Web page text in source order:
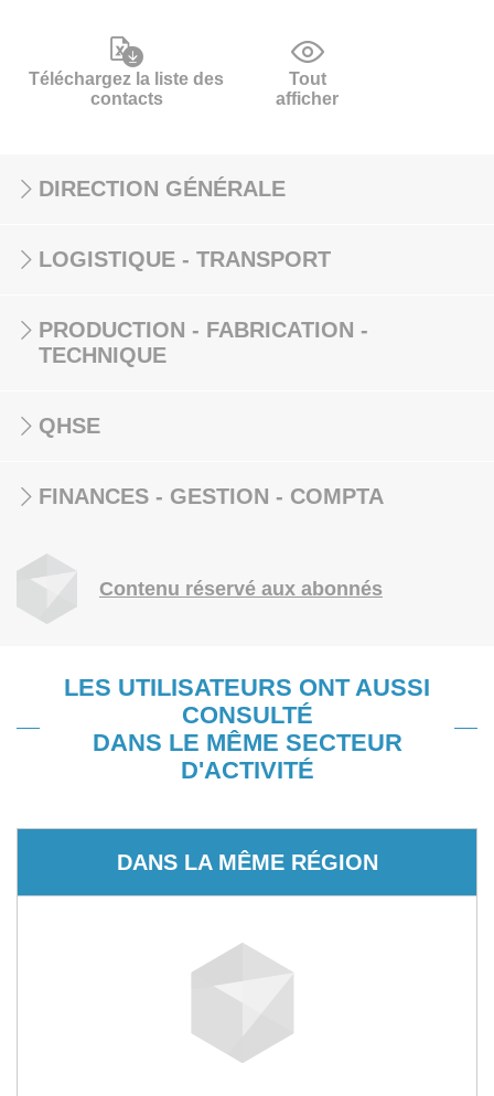
Téléchargez la liste des
contacts
Tout
afficher
DIRECTION GÉNÉRALE
LOGISTIQUE - TRANSPORT
PRODUCTION - FABRICATION -
TECHNIQUE
QHSE
FINANCES - GESTION - COMPTA
Contenu réservé aux abonnés
LES UTILISATEURS ONT AUSSI
CONSULTÉ
DANS LE MÊME SECTEUR
D'ACTIVITÉ
DANS LA MÊME RÉGION